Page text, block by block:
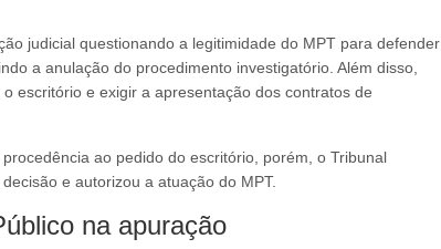
judicial questionando a legitimidade do MPT para defender
a anulação do procedimento investigatório. Além disso,
escritório e exigir a apresentação dos contratos de
ao pedido do escritório, porém, o Tribunal
e autorizou a atuação do MPT.
na apuração